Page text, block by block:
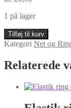
1 på lager
Fuglering
4mm
10stk
Mørk
blå
Tilføj til kurv
Kategori Net og
Relaterede